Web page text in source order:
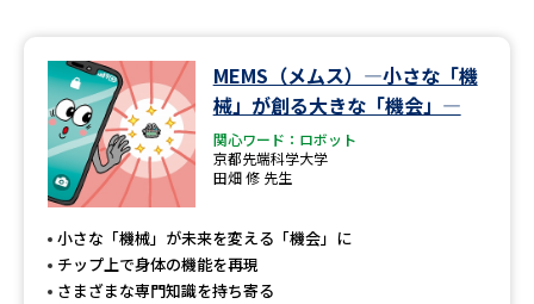
MEMS（メムス）―小さな「機
械」が創る大きな「機会」―
関心ワード：ロボット
京都先端科学大学
田畑 修 先生
小さな「機械」が未来を変える「機会」に
チップ上で身体の機能を再現
さまざまな専門知識を持ち寄る